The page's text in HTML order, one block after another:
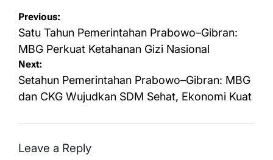
Post
navigation
Previous:
Satu Tahun Pemerintahan Prabowo–Gibran:
MBG Perkuat Ketahanan Gizi Nasional
Next:
Setahun Pemerintahan Prabowo–Gibran: MBG
dan CKG Wujudkan SDM Sehat, Ekonomi Kuat
Leave a Reply